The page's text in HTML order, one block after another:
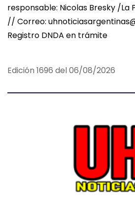
responsable: Nicolas Bresky /La
// Correo:
Registro DNDA en trámite
Edición 1696 del 06/08/2026